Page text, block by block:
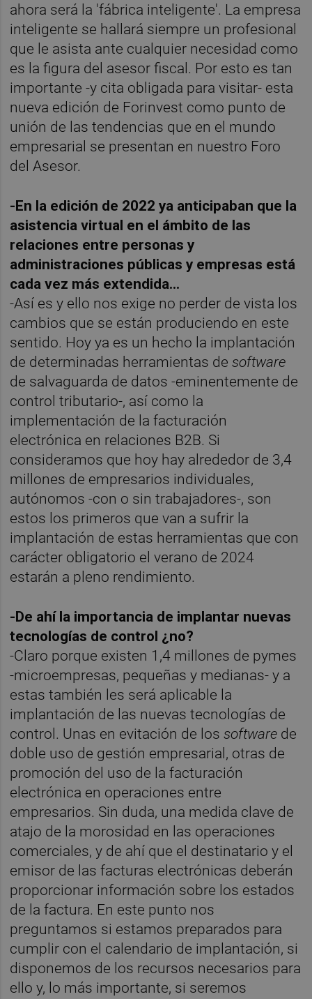
ahora será la 'fábrica inteligente'. La empresa
inteligente se hallará siempre un profesional
que le asista ante cualquier necesidad como
es la figura del asesor fiscal. Por esto es tan
importante -y cita obligada para visitar- esta
nueva edición de Forinvest como punto de
unión de las tendencias que en el mundo
empresarial se presentan en nuestro Foro
del Asesor.
-En la edición de 2022 ya anticipaban que la
asistencia virtual en el ámbito de las
relaciones entre personas y
administraciones públicas y empresas está
cada vez más extendida...
-Así es y ello nos exige no perder de vista los
cambios que se están produciendo en este
sentido. Hoy ya es un hecho la implantación
de determinadas herramientas de software
de salvaguarda de datos -eminentemente de
control tributario-, así como la
implementación de la facturación
electrónica en relaciones B2B. Si
consideramos que hoy hay alrededor de 3,4
millones de empresarios individuales,
autónomos -con o sin trabajadores-, son
estos los primeros que van a sufrir la
implantación de estas herramientas que con
carácter obligatorio el verano de 2024
estarán a pleno rendimiento.
-De ahí la importancia de implantar nuevas
tecnologías de control ¿no?
-Claro porque existen 1,4 millones de pymes
-microempresas, pequeñas y medianas- y a
estas también les será aplicable la
implantación de las nuevas tecnologías de
control. Unas en evitación de lossoftware de
doble uso de gestión empresarial, otras de
promoción del uso de la facturación
electrónica en operaciones entre
empresarios. Sin duda, una medida clave de
atajo de la morosidad en las operaciones
comerciales, y de ahí que el destinatario y el
emisor de las facturas electrónicas deberán
proporcionar información sobre los estados
de la factura. En este punto nos
preguntamos si estamos preparados para
cumplir con el calendario de implantación, si
disponemos de los recursos necesarios para
ello y, lo más importante, si seremos